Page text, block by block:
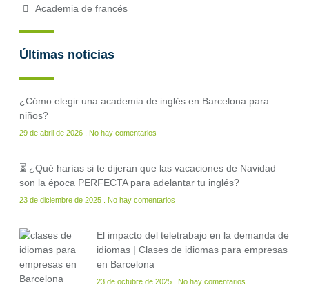
Academia de francés
Últimas noticias
¿Cómo elegir una academia de inglés en Barcelona para
niños?
29 de abril de 2026 No hay comentarios
⏳ ¿Qué harías si te dijeran que las vacaciones de Navidad
son la época PERFECTA para adelantar tu inglés?
23 de diciembre de 2025 No hay comentarios
El impacto del teletrabajo en la demanda de
idiomas | Clases de idiomas para empresas
en Barcelona
23 de octubre de 2025 No hay comentarios